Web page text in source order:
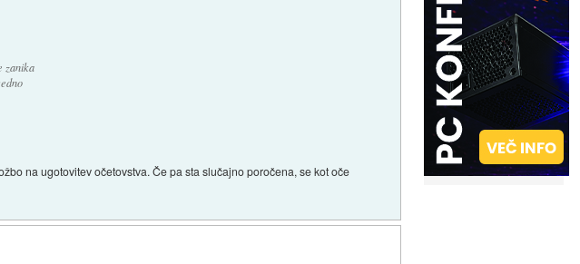
zanika
na ugotovitev očetovstva. Če pa sta slučajno poročena, se kot oče